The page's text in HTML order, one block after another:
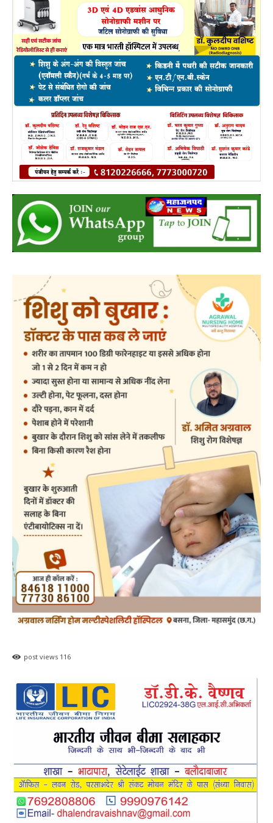
post views116